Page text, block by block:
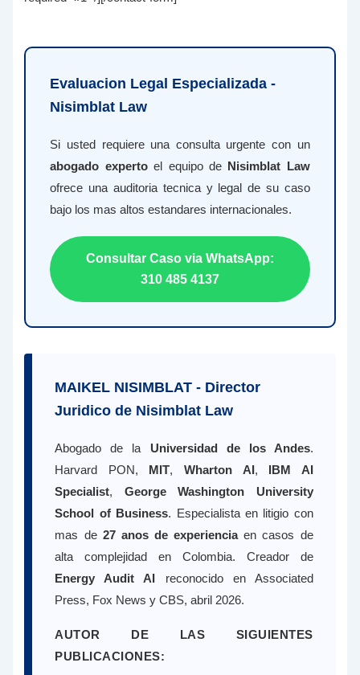
Evaluacion Legal Especializada -
Nisimblat Law
Si usted requiere una consulta urgente con un
abogado expertoel equipo de Nisimblat Law
ofrece una auditoria tecnica y legal de su caso
bajo los mas altos estandares internacionales.
Consultar Caso via WhatsApp:
310 485 4137
MAIKEL NISIMBLAT - Director
Juridico de Nisimblat Law
Abogado de la Universidad de los Andes.
Harvard PON, MIT, Wharton AI, IBM AI
Specialist, George Washington University
School of Business. Especialista en litigio con
mas de 27 anos de experienciaen casos de
alta complejidad en Colombia. Creador de
Energy Audit AI reconocido en Associated
Press, Fox News y CBS, abril 2026.
AUTOR DE LAS SIGUIENTES
PUBLICACIONES: